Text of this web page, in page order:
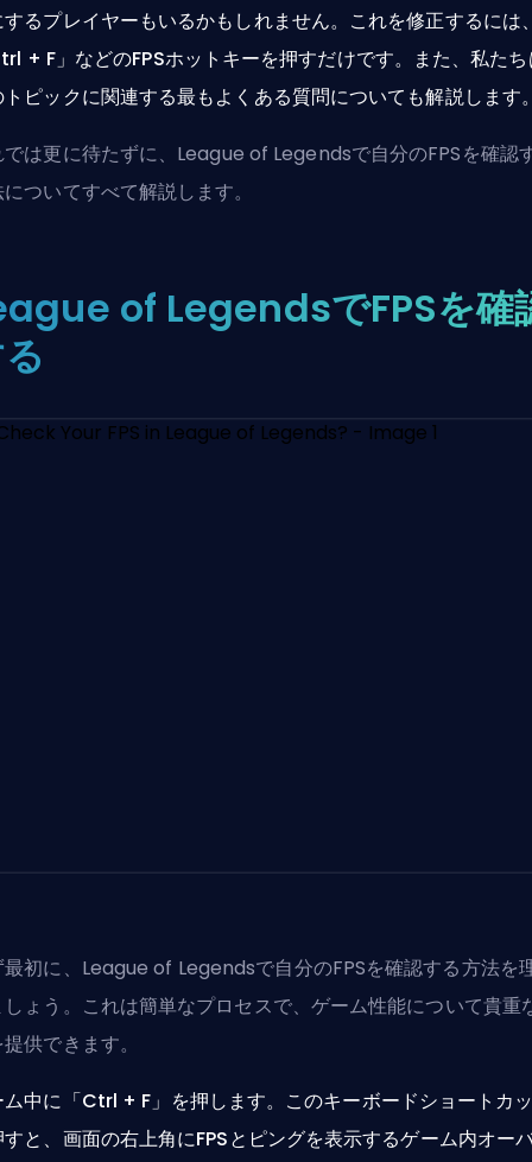
るプレイヤーもいるかもしれません。これを修正するには、
+ F」などのFPSホットキーを押すだけです。また、私たち
ピックに関連する最もよくある質問についても解説します。
では更に待たずに、League of Legendsで自分のFPSを確認
ついてすべて解説します。
of LegendsでFPSを確
最初に、League of Legendsで自分のFPSを確認する方法を
ょう。これは簡単なプロセスで、ゲーム性能について貴重
供できます。
中に「Ctrl + F」を押します。このキーボードショートカ
と、画面の右上角にFPSとピングを表示するゲーム内オー